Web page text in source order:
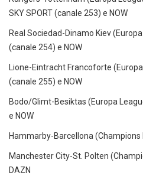
SKY SPORT (canale 253) e NOW
Real Sociedad-Dinamo Kiev
(canale 254) e NOW
Lione-Eintracht Francoforte
(canale 255) e NOW
Bodo/Glimt-Besiktas (Europa
e NOW
Hammarby-Barcellona
Manchester City-St. Polten
DAZN